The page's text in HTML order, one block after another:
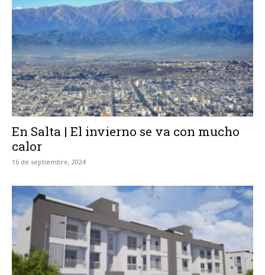
En Salta | El invierno se va con mucho
calor
16 de septiembre, 2024